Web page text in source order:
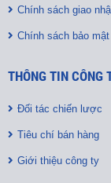
Chính sách giao
Chính sách bảo
THÔNG TIN CÔNG
Đối tác chiến lược
Tiêu chí bán hàng
Giới thiệu công ty